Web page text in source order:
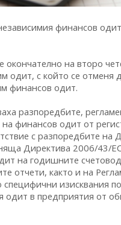
финансов
окончателно на второ
одит, с който се отменя
финансов одит.
разпоредбите,
финансов одит от
с разпоредбите на
Директива 2006/43/
на годишните
отчети, както и на
изисквания
одит в предприятия от